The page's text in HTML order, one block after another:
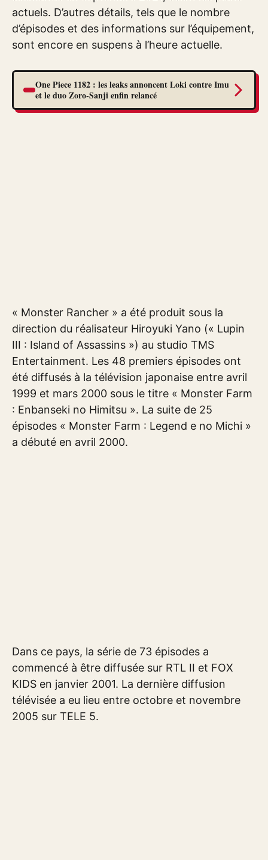
actuels. D’autres détails, tels que le nombre
d’épisodes et des informations sur l’équipement,
sont encore en suspens à l’heure actuelle.
One Piece 1182 : les leaks annoncent Loki contre Imu
et le duo Zoro-Sanji enfin relancé
« Monster Rancher » a été produit sous la
direction du réalisateur Hiroyuki Yano (« Lupin
III : Island of Assassins ») au studio TMS
Entertainment. Les 48 premiers épisodes ont
été diffusés à la télévision japonaise entre avril
1999 et mars 2000 sous le titre « Monster Farm
: Enbanseki no Himitsu ». La suite de 25
épisodes « Monster Farm : Legend e no Michi »
a débuté en avril 2000.
Dans ce pays, la série de 73 épisodes a
commencé à être diffusée sur RTL II et FOX
KIDS en janvier 2001. La dernière diffusion
télévisée a eu lieu entre octobre et novembre
2005 sur TELE 5.